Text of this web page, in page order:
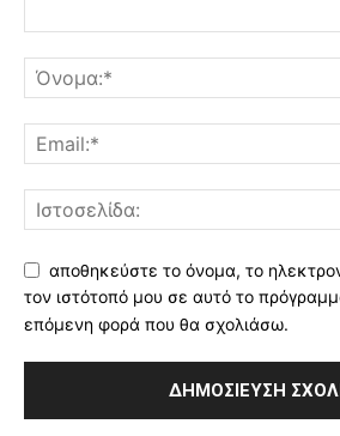
αποθηκεύστε το όνομα, το
τον ιστότοπό μου σε αυτό το
επόμενη φορά που θα σχολιάσω.